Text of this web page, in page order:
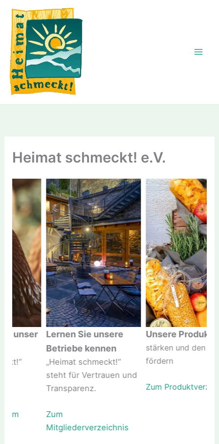
Inhalt
springen
Heimat schmeckt! e.V.
unser
zum
Lernen Sie unsere
Betriebe kennen
„Heimat schmeckt!“
steht für Vertrauen und
Transparenz.
Zum
Mitgliederverzeichnis
Unsere Produkte
stärken und den
fördern
Zum